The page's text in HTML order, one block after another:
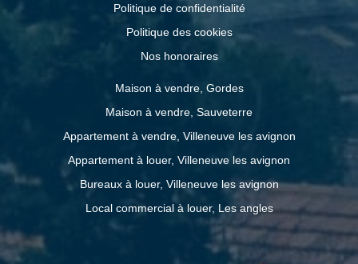
Politique de confidentialité
Politique des cookies
Nos honoraires
Maison à vendre, Gordes
Maison à vendre, Sauveterre
Appartement à vendre, Villeneuve les avignon
Appartement à louer, Villeneuve les avignon
Bureaux à louer, Villeneuve les avignon
Local commercial à louer, Les angles